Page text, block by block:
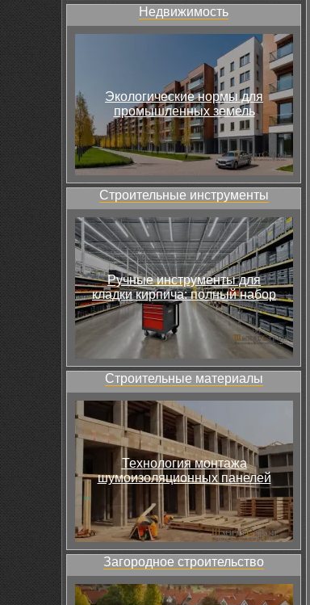
Недвижимость
Экологические нормы для
промышленных земель
Строительные инструменты
Ручные инструменты для
кладки кирпича: полный набор
Строительные материалы
Технология монтажа
шумоизоляционных панелей
Загородное строительство